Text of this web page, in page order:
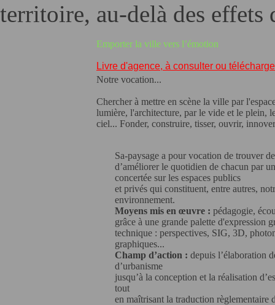
territoire, au-delà des effets
Emporter la ville vers l’émotion
Livre d'agence, à consulter ou
Notre vocation...
Chercher à mettre en scène la ville par
lumière, l'architecture, par le vide et le plein,
ciel... Fonder, construire, tisser, ouvrir,
Sa-paysage a pour vocation de trouver
d’améliorer le quotidien de chacun par
concertée sur les espaces publics
et privés qui constituent, entre autres,
environnement.
Moyens mis en œuvre : pédagogie,
grâce à une grande palette d'expression
technique : perspectives, SIG, 3D,
graphiques...
Champ d’action : depuis l’élaboration
d’urbanisme
jusqu’à la conception et la réalisation
tout
en maîtrisant la traduction règlementaire